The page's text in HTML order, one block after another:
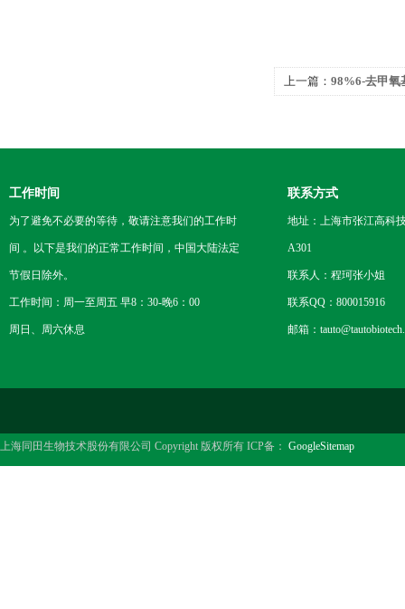
上一篇： 98%6-去甲氧
工作时间
为了避免不必要的等待，敬请注意我们的工作时
间 。以下是我们的正常工作时间，中国大陆法定
节假日除外。
工作时间：周一至周五 早8：30-晚6：00
周日、周六休息
联系方式
地址：上海市张江高科
A301
联系人：程珂张小姐
联系QQ：800015916
邮箱：
上海同田生物技术股份有限公司 Copyright 版权所有 ICP备： GoogleSitemap